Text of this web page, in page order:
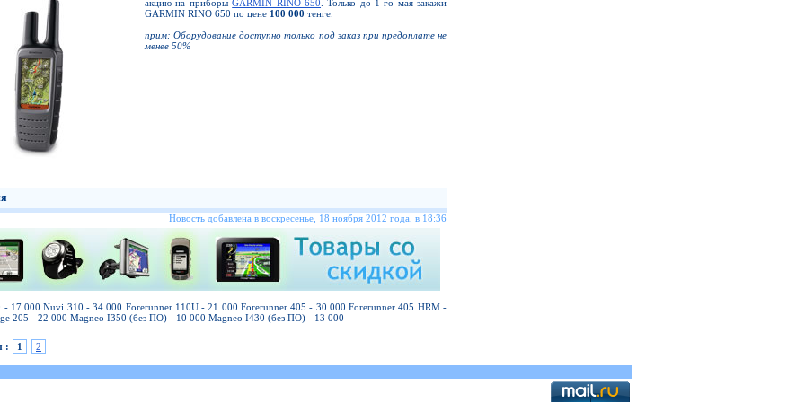
акцию на приборыGARMIN RINO 650 . Только до 1-го мая закажи
GARMIN RINO 650 по цене 100 000 тенге.
прим: Оборудование доступно только под заказ при предоплате не
менее 50%
Новость добавлена в воскресенье, 18 ноября 2012 года, в 18:36
- 17 000 Nuvi 310 - 34 000 Forerunner 110U - 21 000 Forerunner 405 - 30 000 Forerunner 405 HRM -
205 - 22 000 Magneo I350 (без ПО) - 10 000 Magneo I430 (без ПО) - 13 000
: 1 2